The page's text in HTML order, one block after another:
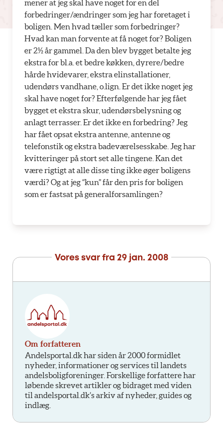
mener at jeg skal have noget for en del
forbedringer/ændringer som jeg har foretaget i
boligen. Men hvad tæller som forbedringer?
Hvad kan man forvente at få noget for? Boligen
er 2½ år gammel. Da den blev bygget betalte jeg
ekstra for bl.a. et bedre køkken, dyrere/bedre
hårde hvidevarer, ekstra elinstallationer,
udendørs vandhane, o.lign. Er det ikke noget jeg
skal have noget for? Efterfølgende har jeg fået
bygget et ekstra skur, udendørsbelysning og
anlagt terrasser. Er det ikke en forbedring? Jeg
har fået opsat ekstra antenne, antenne og
telefonstik og ekstra badeværelsesskabe. Jeg har
kvitteringer på stort set alle tingene. Kan det
være rigtigt at alle disse ting ikke øger boligens
værdi? Og at jeg “kun” får den pris for boligen
som er fastsat på generalforsamlingen?
Vores svar fra 29 jan. 2008
Om forfatteren
Andelsportal.dk har siden år 2000 formidlet
nyheder, informationer og services til landets
andelsboligforeninger. Forskellige forfattere har
løbende skrevet artikler og bidraget med viden
til andelsportal.dk’s arkiv af nyheder, guides og
indlæg.